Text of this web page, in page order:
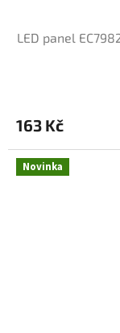
LED panel
produktu
je
4,2
163 Kč
Novinka